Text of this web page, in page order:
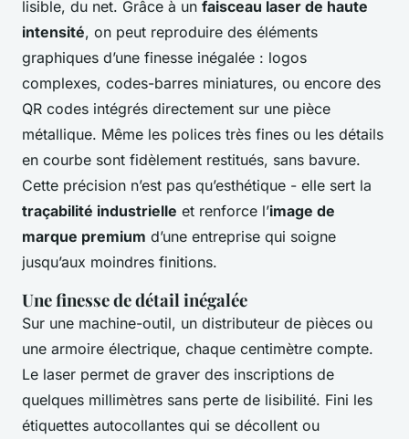
lisible, du net. Grâce à un faisceau laser de haute
intensité, on peut reproduire des éléments
graphiques d’une finesse inégalée : logos
complexes, codes-barres miniatures, ou encore des
QR codes intégrés directement sur une pièce
métallique. Même les polices très fines ou les détails
en courbe sont fidèlement restitués, sans bavure.
Cette précision n’est pas qu’esthétique - elle sert la
traçabilité industrielle et renforce l’image de
marque premium d’une entreprise qui soigne
jusqu’aux moindres finitions.
Une finesse de détail inégalée
Sur une machine-outil, un distributeur de pièces ou
une armoire électrique, chaque centimètre compte.
Le laser permet de graver des inscriptions de
quelques millimètres sans perte de lisibilité. Fini les
étiquettes autocollantes qui se décollent ou